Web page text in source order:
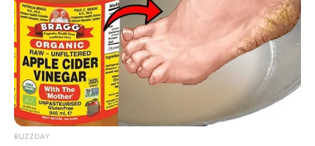
Kategóriák
Friss hírek
Művészek
Természet
Történetek
BUZZDAY